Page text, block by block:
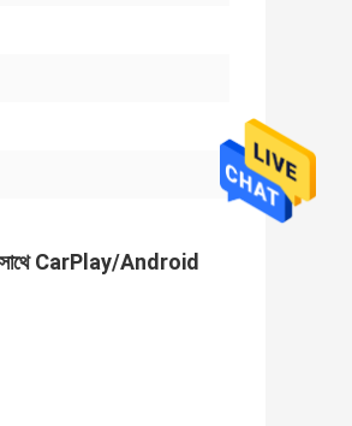
CarPlay/Android